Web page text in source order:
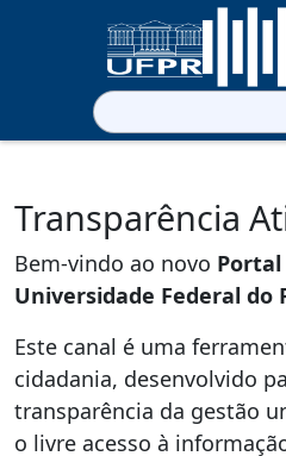
Pesquisar
por:
Transparência
Bem-vindo ao novo Portal
Universidade Federal do
Este canal é uma
cidadania, desenvolvido
transparência da gestão
o livre acesso à